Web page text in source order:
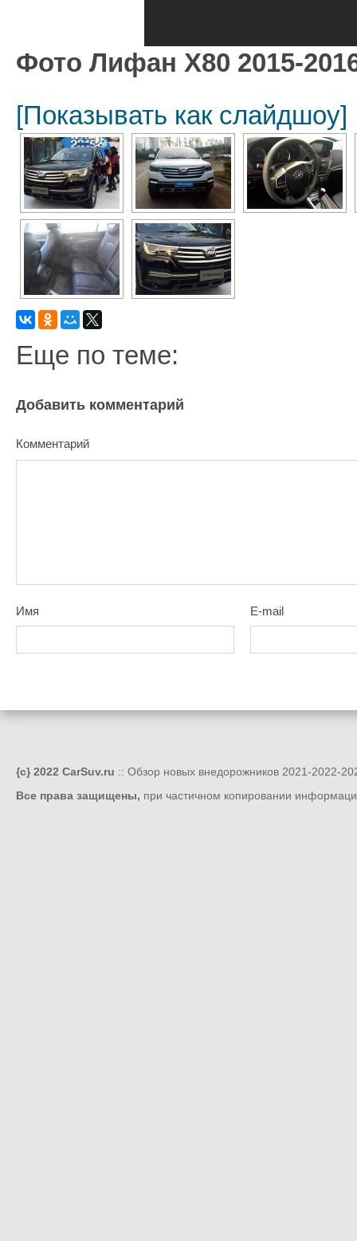
Фото Лифан Х80 2015-
[Показывать как слайдшоу]
Еще по теме:
Добавить комментарий
Комментарий
Имя E-mail
{c} 2022 CarSuv.ru :: Обзор новых внедорожников 2021-2022-
Все права защищены, при частичном копировании